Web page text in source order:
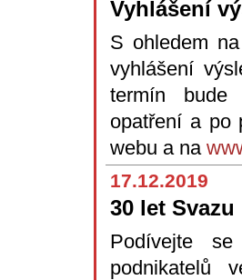
Vyhlášení
S ohledem
vyhlášení
termín bude
opatření a po
webu a na
17.12.2019
30 let
Podívejte
podnikatelů